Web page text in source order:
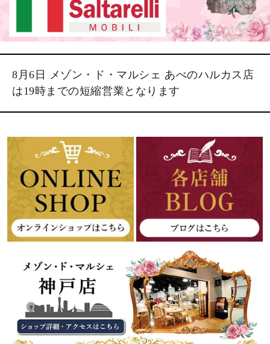
8月6日 メゾン・ド・マルシェ あべのハルカス店
は19時までの短縮営業となります